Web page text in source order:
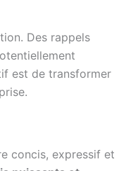
Des rappels
est de transformer
concis, expressif et